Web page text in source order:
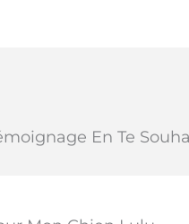
En Te